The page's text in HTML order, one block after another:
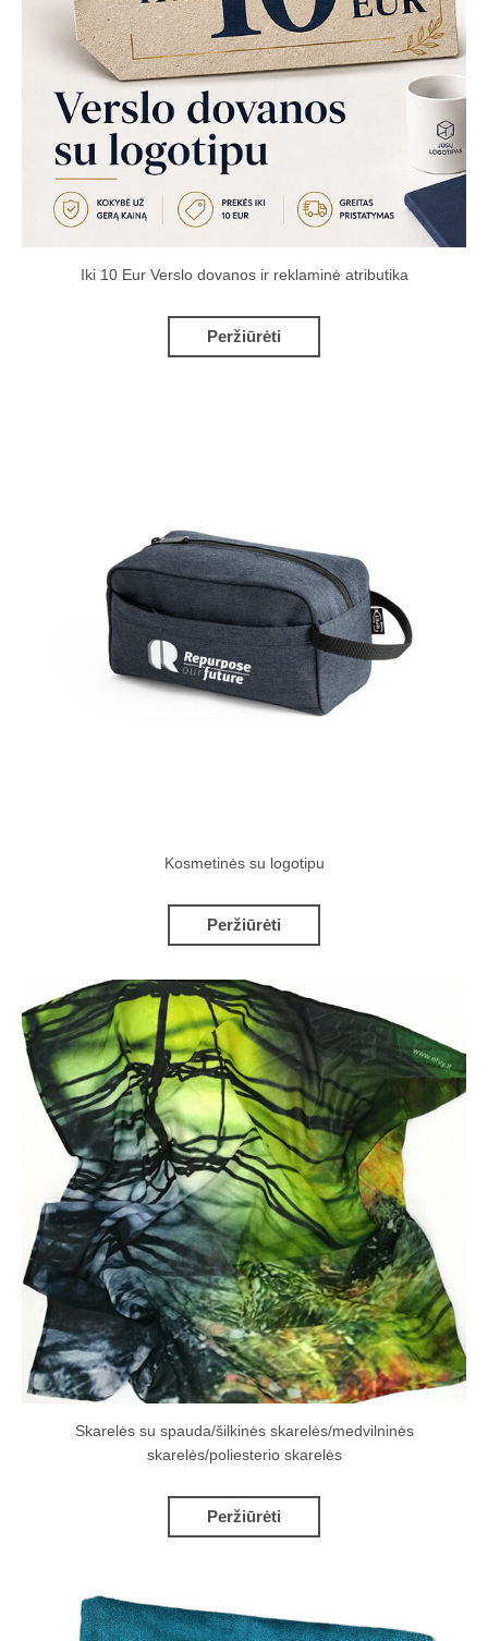
Iki 10 Eur Verslo dovanos ir reklaminė atributika
Peržiūrėti
Kosmetinės su logotipu
Peržiūrėti
Skarelės su spauda/šilkinės skarelės/medvilninės
skarelės/poliesterio skarelės
Peržiūrėti